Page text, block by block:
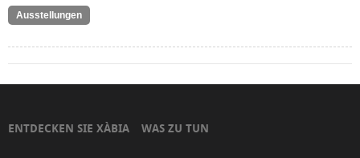
Ausstellungen
ENTDECKEN SIE XÀBIA WAS ZU TUN